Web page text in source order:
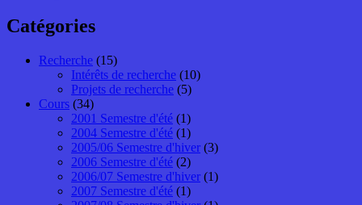
Catégories
Recherche (15)
Intérêts de recherche (10)
Projets de recherche (5)
Cours (34)
2001 Semestre d'été (1)
2004 Semestre d'été (1)
2005/06 Semestre d'hiver (3)
2006 Semestre d'été (2)
2006/07 Semestre d'hiver (1)
2007 Semestre d'été (1)